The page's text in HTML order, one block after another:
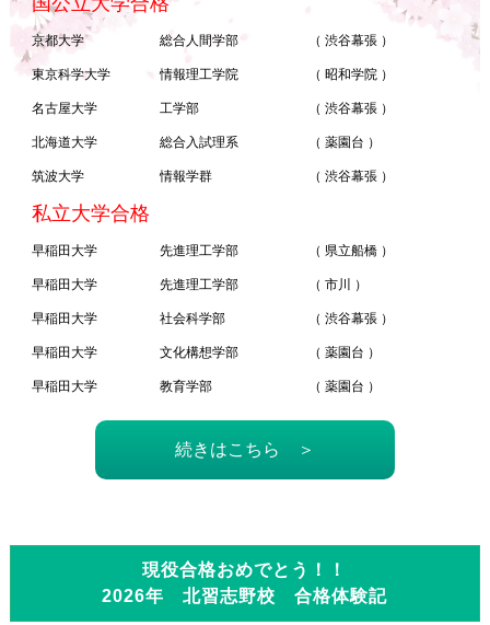
京都大学 総合人間学部 （ 渋谷幕張 ）
東京科学大学 情報理工学院 （ 昭和学院 ）
名古屋大学 工学部 （ 渋谷幕張 ）
北海道大学 総合入試理系 （ 薬園台 ）
筑波大学 情報学群 （ 渋谷幕張 ）
私立大学合格
早稲田大学 先進理工学部 （ 県立船橋 ）
早稲田大学 先進理工学部 （ 市川 ）
早稲田大学 社会科学部 （ 渋谷幕張 ）
早稲田大学 文化構想学部 （ 薬園台 ）
早稲田大学 教育学部 （ 薬園台 ）
続きはこちら ＞
現役合格おめでとう！！
2026年 北習志野校 合格体験記